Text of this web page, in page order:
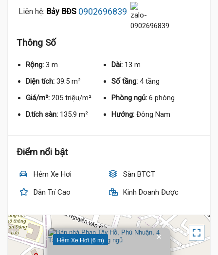
Liên hệ: Bảy BĐS 0902696839
Thông Số
Rộng: 3 m Dài: 13 m
Diện tích: 39.5 m² Số tầng: 4 tầng
Giá/m²: 205 triệu/m² Phòng ngủ: 6 phòng
D.tích sàn: 135.9 m² Hướng: Đông Nam
Điểm nổi bật
Hẻm Xe Hơi Sàn BTCT
Dân Trí Cao Kinh Doanh Được
Hẻm Xe Hơi (6 m) ×